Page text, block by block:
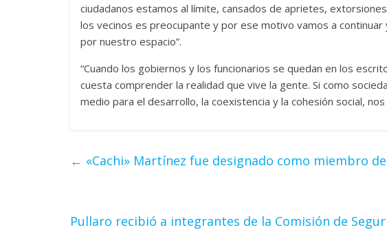
ciudadanos estamos al límite, cansados de aprietes,
los vecinos es preocupante y por ese motivo vamos a
por nuestro espacio”.
“Cuando los gobiernos y los funcionarios se quedan en los
cuesta comprender la realidad que vive la gente. Si como
medio para el desarrollo, la coexistencia y la cohesión social,
← «Cachi» Martínez fue designado como miembro
Pullaro recibió a integrantes de la Comisión de